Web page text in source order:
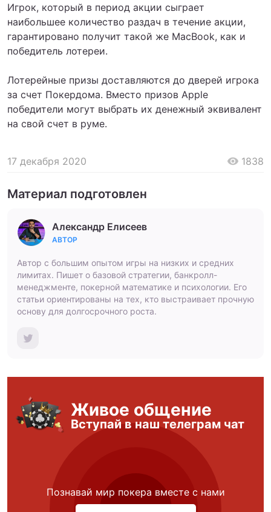
Игрок, который в период акции сыграет
наибольшее количество раздач в течение акции,
гарантировано получит такой же MacBook, как и
победитель лотереи.
Лотерейные призы доставляются до дверей игрока
за счет Покердома. Вместо призов Apple
победители могут выбрать их денежный эквивалент
на свой счет в руме.
17 декабря 2020 1838
Материал подготовлен
Александр Елисеев
АВТОР
Автор с большим опытом игры на низких и средних
лимитах. Пишет о базовой стратегии, банкролл-
менеджменте, покерной математике и психологии. Его
статьи ориентированы на тех, кто выстраивает прочную
основу для долгосрочного роста.
Живое общение
Вступай в наш телеграм чат
Познавай мир покера вместе с нами